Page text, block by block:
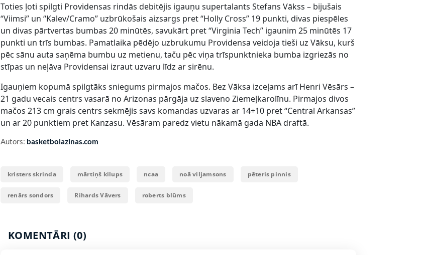
Toties ļoti spilgti Providensas rindās debitējis igauņu supertalants Stefans Vākss – bijušais
“Viimsi” un “Kalev/Cramo” uzbrūkošais aizsargs pret “Holly Cross” 19 punkti, divas piespēles
un divas pārtvertas bumbas 20 minūtēs, savukārt pret “Virginia Tech” igaunim 25 minūtēs 17
punkti un trīs bumbas. Pamatlaika pēdējo uzbrukumu Providensa veidoja tieši uz Vāksu, kurš
pēc sānu auta saņēma bumbu uz metienu, taču pēc viņa trīspunktnieka bumba izgriezās no
stīpas un neļāva Providensai izraut uzvaru līdz ar sirēnu.
Igauņiem kopumā spilgtāks sniegums pirmajos mačos. Bez Vāksa izceļams arī Henri Vēsārs –
21 gadu vecais centrs vasarā no Arizonas pārgāja uz slaveno Ziemeļkarolīnu. Pirmajos divos
mačos 213 cm grais centrs sekmējis savs komandas uzvaras ar 14+10 pret “Central Arkansas”
un ar 20 punktiem pret Kanzasu. Vēsāram paredz vietu nākamā gada NBA draftā.
Autors: basketbolazinas.com
kristers skrinda mārtiņš kilups ncaa noā viljamsons pēteris pinnis
renārs sondors Rihards Vāvers roberts blūms
KOMENTĀRI (0)